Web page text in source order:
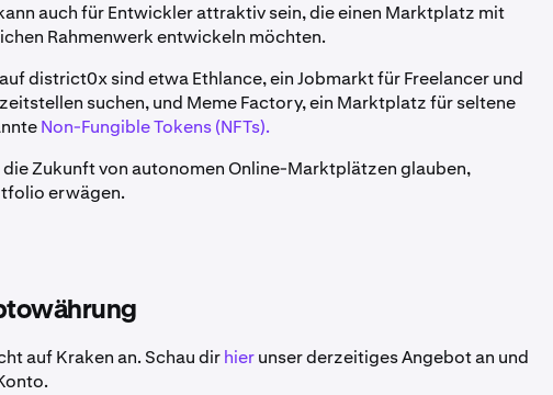
auch für Entwickler attraktiv sein, die einen Marktplatz mit
Rahmenwerk entwickeln möchten.
district0x sind etwa Ethlance, ein Jobmarkt für Freelancer und
suchen, und Meme Factory, ein Marktplatz für seltene
Non-Fungible Tokens (NFTs).
die Zukunft von autonomen Online-Marktplätzen glauben,
erwägen.
auf Kraken an. Schau dirhierunser derzeitiges Angebot an und